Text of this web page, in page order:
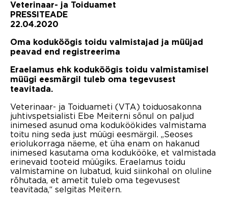
Veterinaar- ja Toiduamet
PRESSITEADE
22.04.2020
Oma koduköögis toidu valmistajad ja müüjad
peavad end registreerima
Eraelamus ehk koduköögis toidu valmistamisel
müügi eesmärgil tuleb oma tegevusest
teavitada.
Veterinaar- ja Toiduameti (VTA) toiduosakonna
juhtivspetsialisti Ebe Meiterni sõnul on paljud
inimesed asunud oma koduköökides valmistama
toitu ning seda just müügi eesmärgil. „Seoses
eriolukorraga näeme, et üha enam on hakanud
inimesed kasutama oma kodukööke, et valmistada
erinevaid tooteid müügiks. Eraelamus toidu
valmistamine on lubatud, kuid siinkohal on oluline
rõhutada, et ametit tuleb oma tegevusest
teavitada,“ selgitas Meitern.